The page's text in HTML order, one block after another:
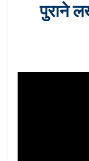
पुराने